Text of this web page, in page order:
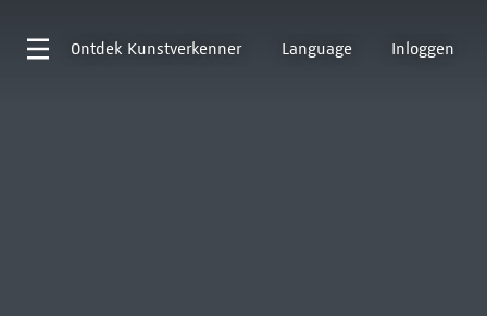
Ontdek Kunstverkenner Language Inloggen